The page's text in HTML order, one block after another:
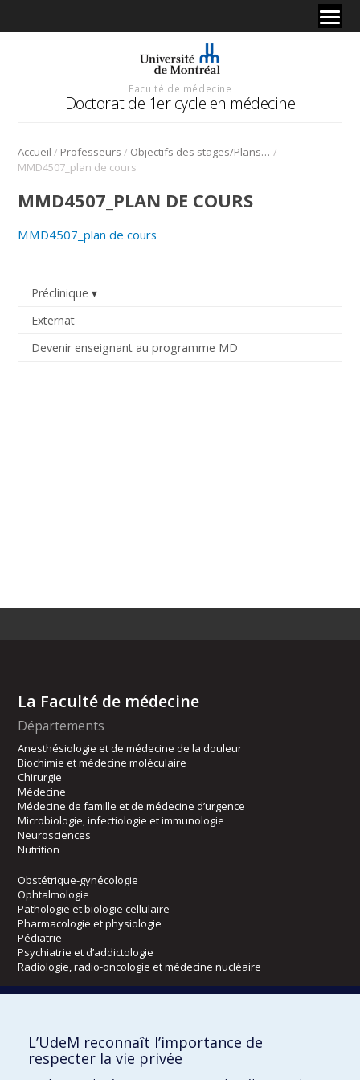
Faculté de médecine
Doctorat de 1er cycle en médecine
Accueil / Professeurs / Objectifs des stages/Plans de cours /
MMD4507_plan de cours
Préclinique
Externat
Devenir enseignant au programme MD
MMD4507_PLAN DE COURS
MMD4507_plan de cours
La Faculté de médecine
Départements
Anesthésiologie et de médecine de la douleur
Biochimie et médecine moléculaire
Chirurgie
Médecine
Médecine de famille et de médecine d’urgence
Microbiologie, infectiologie et immunologie
Neurosciences
Nutrition
Obstétrique-gynécologie
Ophtalmologie
Pathologie et biologie cellulaire
Pharmacologie et physiologie
Pédiatrie
Psychiatrie et d’addictologie
Radiologie, radio-oncologie et médecine nucléaire
Kinésiologie et des sciences de l’activité physique
Orthophonie et audiologie
L’UdeM reconnaît l’importance de
respecter la vie privée